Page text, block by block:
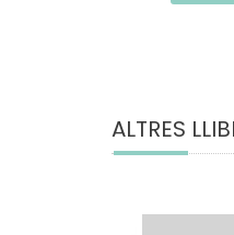
ALTRES